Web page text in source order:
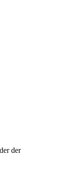
der